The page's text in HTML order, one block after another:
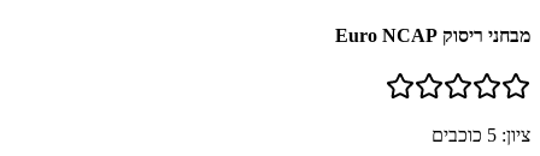
מבחני ריסוק Euro NCAP
ציון: 5 כוכבים